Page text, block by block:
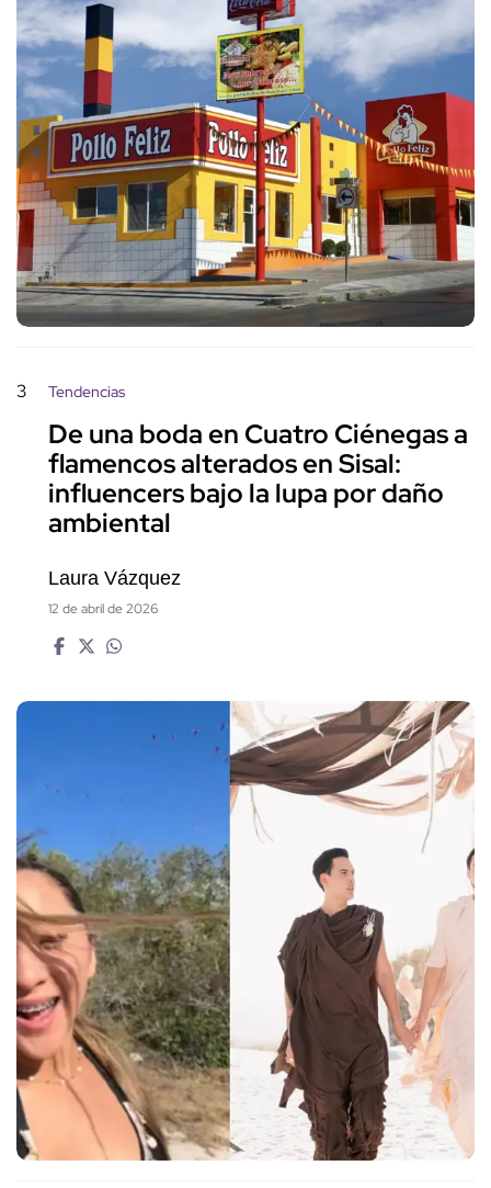
3 Tendencias
De una boda en Cuatro Ciénegas a
flamencos alterados en Sisal:
influencers bajo la lupa por daño
ambiental
Laura Vázquez
12 de abril de 2026